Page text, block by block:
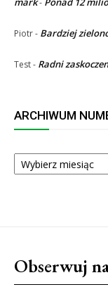
-
Piotr- Bardziej
Test- Radni
ARCHIWUM
ARCHIWUM
NUMERÓW
Obserwuj